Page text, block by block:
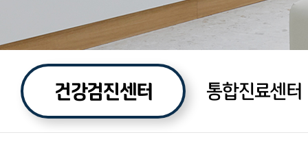
건강검진센터 통합진료센터